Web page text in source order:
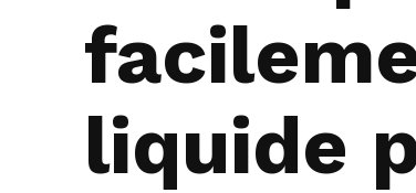
liquide